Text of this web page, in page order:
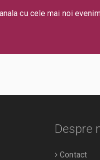
cu cele mai noi
Despre
Contact